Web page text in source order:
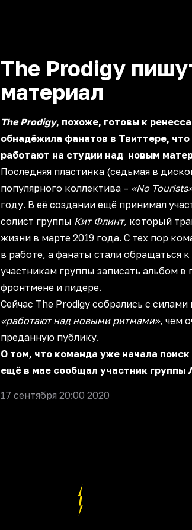
The Prodigy
материал
The Prodigy, похоже, готовы к
обнадёжила фанатов в Твиттере,
работают на студии над новым
Последняя пластинка (седьмая в
популярного коллектива – «No
году. В её создании ещё принимал
солист группы Кит Флинт, который
жизни в марте 2019 года. С тех пор
в работе, а фанаты стали обращаться
участникам группы записать альбом в
фронтмене и лидере.
Сейчас The Prodigy собрались с силами
«работают над новыми ритмами», чем
преданную публику.
О том, что команда уже начала
ещё в мае сообщал участник группы
17 сентября 20:00 2020